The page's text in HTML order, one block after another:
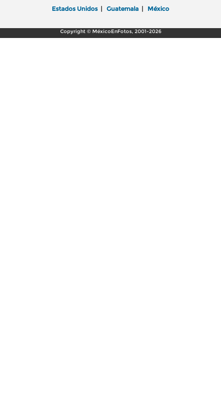
Estados Unidos | Guatemala | México
Copyright © MéxicoEnFotos, 2001-2026